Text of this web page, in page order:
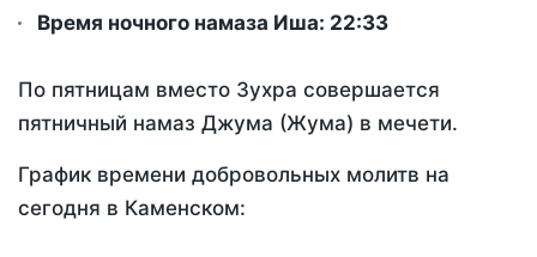
Время ночного намаза Иша: 22:33
По пятницам вместо Зухра совершается
пятничный намаз Джума (Жума) в мечети.
График времени добровольных молитв на
сегодня в Каменском: